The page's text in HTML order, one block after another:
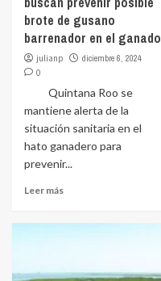
brote de gusano
barrenador en el ganado
julianp
diciembre 6, 2024
0
Quintana Roo se
mantiene alerta de la
situación sanitaria en el
hato ganadero para
prevenir...
Leer más